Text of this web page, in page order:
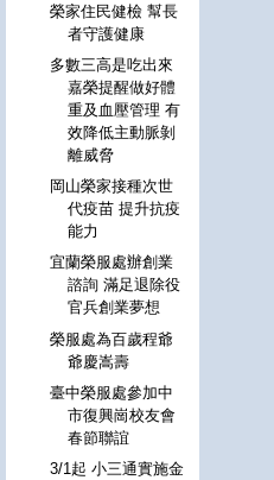
榮家住民健檢 幫長
者守護健康
多數三高是吃出來
嘉榮提醒做好體
重及血壓管理 有
效降低主動脈剝
離威脅
岡山榮家接種次世
代疫苗 提升抗疫
能力
宜蘭榮服處辦創業
諮詢 滿足退除役
官兵創業夢想
榮服處為百歲程爺
爺慶嵩壽
臺中榮服處參加中
市復興崗校友會
春節聯誼
3/1起 小三通實施金